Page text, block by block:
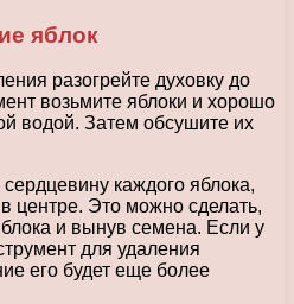
яблок
разогрейте духовку до
возьмите яблоки и хорошо
водой. Затем обсушите их
каждого яблока,
центре. Это можно сделать,
и вынув семена. Если у
для удаления
его будет еще более